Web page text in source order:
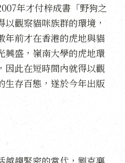
年才付梓成書「野狗之
以觀察貓咪族群的環境，
年前才在香港的虎地與貓
興盛，嶺南大學的虎地環
因此在短時間內就得以觀
生存百態，遂於今年出版